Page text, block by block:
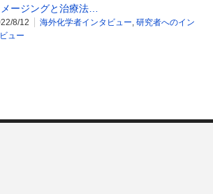
ージングと治療法…
8/12 海外化学者インタビュー 研究者へのイン
ュー